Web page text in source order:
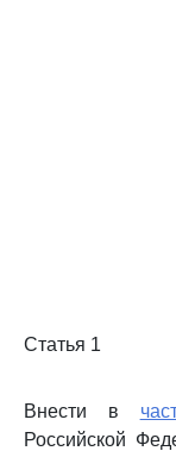
Статья 1
Внести в
Российской